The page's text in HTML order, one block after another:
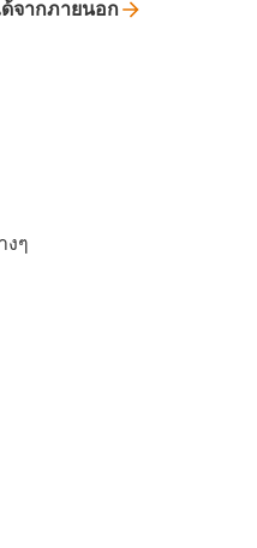
ด้จากภายนอก
งๆ